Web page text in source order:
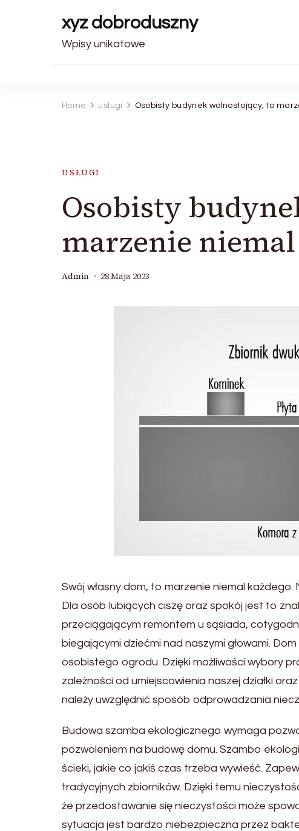
xyz dobroduszny
Wpisy unikatowe
Home usługi Osobisty budynek wolnostojący, to
USŁUGI
Osobisty
marzenie niemal
Admin 28 Maja 2023
Swój własny dom, to marzenie niemal
Dla osób lubiących ciszę oraz spokój jest to
przeciągającym remontem u sąsiada,
biegającymi dziećmi nad naszymi głowami.
osobistego ogrodu. Dzięki możliwości wybory
zależności od umiejscowienia naszej działki
należy uwzględnić sposób odprowadzania
Budowa szamba ekologicznego wymaga
pozwoleniem na budowę domu. Szambo
ścieki, jakie co jakiś czas trzeba wywieść.
tradycyjnych zbiorników. Dzięki temu
że przedostawanie się nieczystości może
sytuacja jest bardzo niebezpieczna przez